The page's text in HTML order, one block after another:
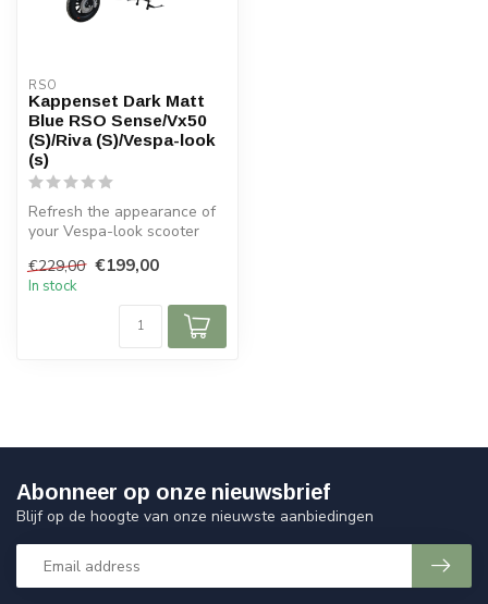
RSO
Kappenset Dark Matt
Blue RSO Sense/Vx50
(S)/Riva (S)/Vespa-look
(s)
Refresh the appearance of
your Vespa-look scooter
blue...
€229,00 €199,00
In stock
Abonneer op onze nieuwsbrief
Blijf op de hoogte van onze nieuwste aanbiedingen